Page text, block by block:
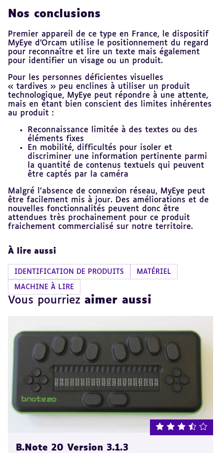
Nos conclusions
Premier appareil de ce type en France, le dispositif
MyEye d’Orcam utilise le positionnement du regard
pour reconnaître et lire un texte mais également
pour identifier un visage ou un produit.
Pour les personnes déficientes visuelles
« tardives » peu enclines à utiliser un produit
technologique, MyEye peut répondre à une attente,
mais en étant bien conscient des limites inhérentes
au produit :
Reconnaissance limitée à des textes ou des
éléments fixes
En mobilité, difficultés pour isoler et
discriminer une information pertinente parmi
la quantité de contenus textuels qui peuvent
être captés par la caméra
Malgré l’absence de connexion réseau, MyEye peut
être facilement mis à jour. Des améliorations et de
nouvelles fonctionnalités peuvent donc être
attendues très prochainement pour ce produit
fraichement commercialisé sur notre territoire.
À lire aussi
IDENTIFICATION DE PRODUITS MATÉRIEL
MACHINE À LIRE
Vous pourriez aimer aussi
note : 3.5 sur 5
B.Note 20 Version 3.1.3